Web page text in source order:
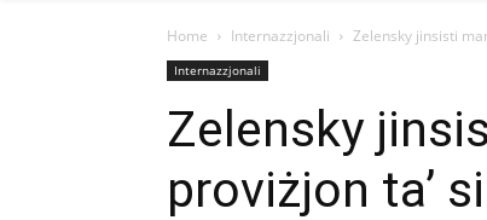
Home Internazzjonali Zelensky jinsisti
Internazzjonali
Zelensky
proviżjon ta’